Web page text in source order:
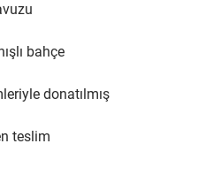
bahçe
donatılmış
teslim